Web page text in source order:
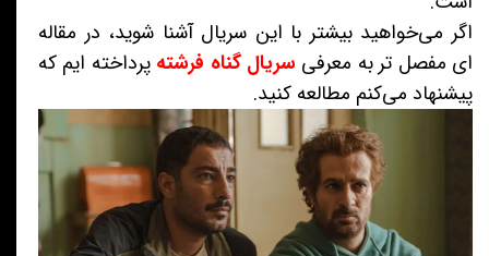
اگر می‌خواهید بیشتر با این سریال آشنا شوید، در مقاله
ای مفصل تر به معرفی سریال گناه فرشته پرداخته ایم که
پیشنهاد می‌کنم مطالعه کنید.